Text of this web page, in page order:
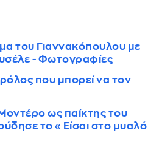
του Γιαννακόπουλου με
- Φωτογραφίες
που μπορεί να τον
ως παίκτης του
το «Είσαι στο μυαλό